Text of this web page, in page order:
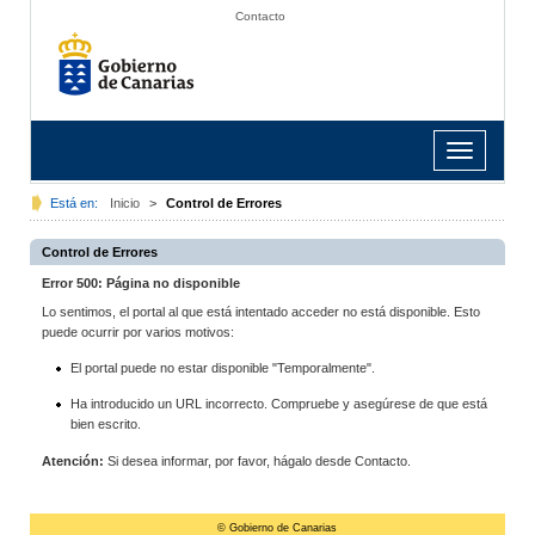
Contacto
Toggle
navigation
Está en: Inicio > Control de Errores
Control de Errores
Error 500: Página no disponible
Lo sentimos, el portal al que está intentado acceder no está disponible. Esto
puede ocurrir por varios motivos:
El portal puede no estar disponible "Temporalmente".
Ha introducido un URL incorrecto. Compruebe y asegúrese de que está
bien escrito.
Atención: Si desea informar, por favor, hágalo desde Contacto.
© Gobierno de Canarias